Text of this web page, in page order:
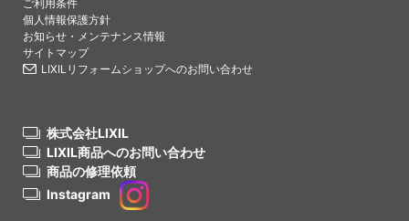
ご利用条件
個人情報保護方針
お知らせ・メンテナンス情報
サイトマップ
LIXILリフォームショップへのお問い合わせ
株式会社LIXIL
LIXIL商品へのお問い合わせ
商品の修理依頼
Instagram